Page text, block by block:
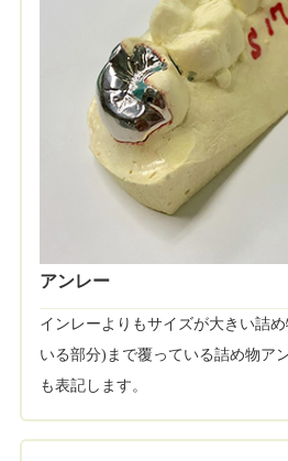
アンレー
インレーよりもサイズが大きい詰
いる部分)まで覆っている詰め物ア
も表記します。